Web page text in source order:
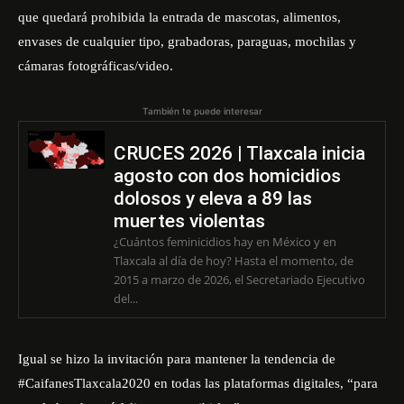
que quedará prohibida la entrada de mascotas, alimentos,
envases de cualquier tipo, grabadoras, paraguas, mochilas y
cámaras fotográficas/video.
También te puede interesar
CRUCES 2026 | Tlaxcala inicia
agosto con dos homicidios
dolosos y eleva a 89 las
muertes violentas
¿Cuántos feminicidios hay en México y en
Tlaxcala al día de hoy? Hasta el momento, de
2015 a marzo de 2026, el Secretariado Ejecutivo
del...
Igual se hizo la invitación para mantener la tendencia de
#CaifanesTlaxcala2020 en todas las plataformas digitales, “para